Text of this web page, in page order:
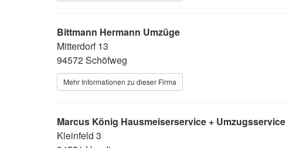
Bittmann Hermann Umzüge
Mitterdorf 13
94572 Schöfweg
Mehr Informationen zu dieser Firma
Marcus König Hausmeiserservice + Umzugsservice
Kleinfeld 3